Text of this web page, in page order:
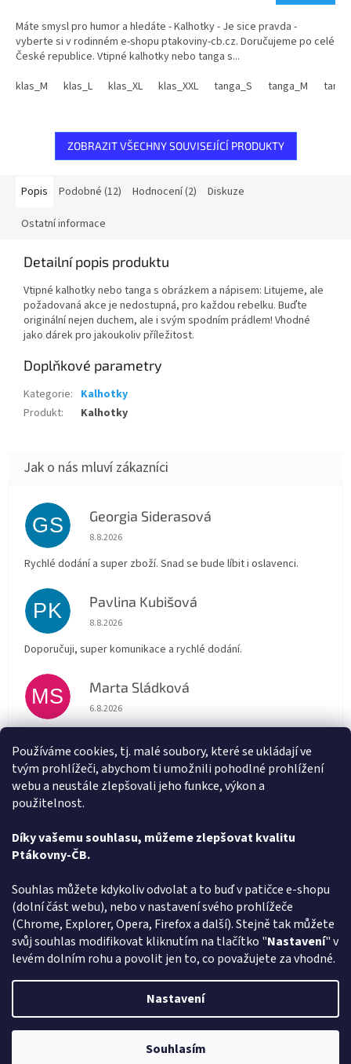
Používáme cookies, tj. malé soubory, které se ukládají ve
tvým prohlížeči, abychom ti umožnili pohodlné prohlížení
webu a neustále zlepšovali jeho funkce, výkon a
použitelnost.
Díky vašemu souhlasu, můžeme zlepšovat kvalitu
Ptákovny-ČB.
Souhlas můžete kdykoliv odvolat a to buď v patičce e-shopu
(dolní část webu), nebo v nastavení svého prohlížeče
(Chrome, Explorer, Opera, Firefox a další). Stejně tak můžete
svůj souhlas modifikovat kliknutím na tlačítko "Nastavení" v
levém dolním rohu a povolit jen to, co považujete za vhodné.
Nastavení
Souhlasím
Máte smysl pro humor a hledáte - Kalhotky - Je sice pravda -
vyberte si v rodinném e-shopu ptakoviny-cb.cz. Doručujeme po celé
České republice. Vtipné kalhotky nebo tanga s...
klas_M
klas_L klas_XL klas_XXL tanga_S tanga_M
ZOBRAZIT VŠECHNY SOUVISEJÍCÍ PRODUKTY
Popis Podobné (12) Hodnocení (2) Diskuze
Ostatní informace
Detailní popis produktu
Vtipné kalhotky nebo tanga s obrázkem a nápisem: Litujeme, ale
požadovaná akce je nedostupná, pro každou rebelku. Buďte
originální nejen duchem, ale i svým spodním prádlem! Vhodné
jako dárek pro jakoukoliv příležitost.
Doplňkové parametry
Kategorie: Kalhotky
Produkt: Kalhotky
GS Georgia Siderasová
Hodnocení obchodu je 5 z 5 hvězdiček.
8.8.2026
Rychlé dodání a super zboží. Snad se bude líbit i oslavenci.
PK Pavlina Kubišová
Hodnocení obchodu je 5 z 5 hvězdiček.
8.8.2026
Doporučuji, super komunikace a rychlé dodání.
MS Marta Sládková
Hodnocení obchodu je 5 z 5 hvězdiček.
6.8.2026
AT Alena Trchova
Hodnocení obchodu je 5 z 5 hvězdiček.
5.8.2026
Způsob ověřování recenzí
Copyright 2026Ptákoviny-CB. Všechna práva vyhrazena.Upravit
nastavení cookies